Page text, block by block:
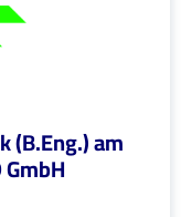
(B.Eng.) am